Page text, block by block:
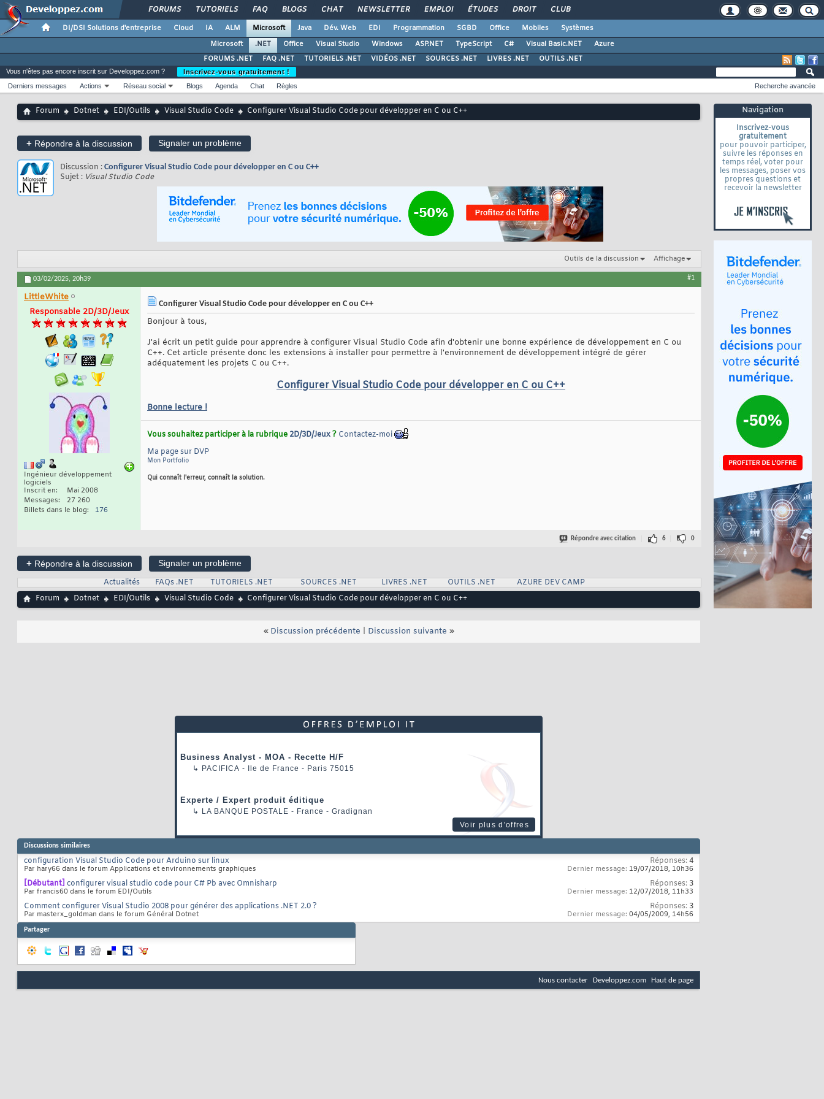
FORUMS TUTORIELS FAQ BLOGS CHAT NEWSLETTER EMPLOI ÉTUDES DROIT CLUB
DI/DSI Solutions d'entreprise Cloud IA ALM Microsoft Java Dév. Web EDI Programmation SGBD Office Mobiles
Systèmes
Microsoft
.NET Office Visual Studio Windows ASP.NET TypeScript C# Visual Basic.NET
Azure
FORUMS .NET
FAQ .NET TUTORIELS .NET VIDÉOS .NET SOURCES .NET LIVRES .NET OUTILS .NET
Navigation
Inscrivez-vous
gratuitement
pour pouvoir participer,
suivre les réponses en
temps réel, voter pour
les messages, poser vos
propres questions et
recevoir la newsletter
Vous n'êtes pas encore inscrit sur Developpez.com ?
Inscrivez-vous gratuitement !
Derniers messages
Actions Réseau social Blogs Agenda Chat Règles Recherche avancée
Forum Dotnet EDI/Outils Visual Studio Code Configurer Visual Studio Code pour développer en C ou C++
+ Répondre à la discussion Signaler un problème
Discussion : Configurer Visual Studio Code pour développer en C ou C++
Sujet : Visual Studio Code
Outils de la discussion Affichage
03/02/2025, 20h39 #1
LittleWhite
Responsable 2D/3D/Jeux
Ingénieur développement
logiciels
Inscrit en
Mai 2008
Messages
27 260
Billets dans le blog
176
Configurer Visual Studio Code pour développer en C ou C++
Bonjour à tous,
J'ai écrit un petit guide pour apprendre à configurer Visual Studio Code afin d'obtenir une bonne expérience de développement en C ou
C++. Cet article présente donc les extensions à installer pour permettre à l'environnement de développement intégré de gérer
adéquatement les projets C ou C++.
Configurer Visual Studio Code pour développer en C ou C++
Bonne lecture !
Vous souhaitez participer à la rubrique 2D/3D/Jeux? Contactez-moi
Ma page sur DVP
Mon Portfolio
Qui connaît l'erreur, connaît la solution.
Répondre avec citation 6 0
+ Répondre à la discussion
Signaler un problème
Actualités
FAQs .NET TUTORIELS .NET SOURCES .NET LIVRES .NET OUTILS .NET
AZURE DEV CAMP
Forum
Dotnet EDI/Outils Visual Studio Code Configurer Visual Studio Code pour développer en C ou C++
« Discussion précédente Discussion suivante »
Business Analyst - MOA - Recette H/F
↳ PACIFICA - Ile de France - Paris 75015
Experte / Expert produit éditique
↳ LA BANQUE POSTALE - France - Gradignan
Voir plus d'offres
Discussions similaires
configuration Visual Studio Code pour Arduino sur linux
Par hary66 dans le forum Applications et environnements graphiques
Réponses:4
Dernier message: 19/07/2018, 10h36
[Débutant] configurer visual studio code pour C# Pb avec Omnisharp
Par francis60 dans le forum EDI/Outils
Réponses: 3
Dernier message: 12/07/2018, 11h33
Comment configurer Visual Studio 2008 pour générer des applications .NET 2.0 ?
Par masterx_goldman dans le forum Général Dotnet
Réponses: 3
Dernier message: 04/05/2009, 14h56
Partager
Nous contacter Developpez.com Haut de page